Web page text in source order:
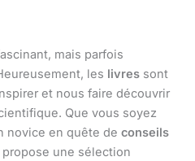
mais parfois
les livres sont
et nous faire découvrir
Que vous soyez
novice en quête de conseils
une sélection